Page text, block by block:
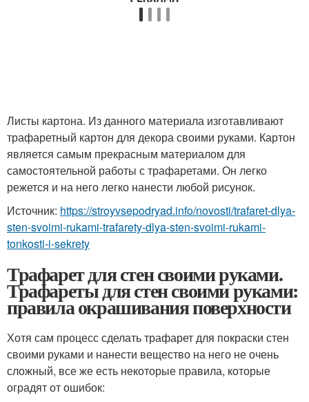
Листы картона. Из данного материала изготавливают
трафаретный картон для декора своими руками. Картон
является самым прекрасным материалом для
самостоятельной работы с трафаретами. Он легко
режется и на него легко нанести любой рисунок.
Источник: https://stroyvsepodryad.info/novosti/trafaret-dlya-
sten-svoimi-rukami-trafarety-dlya-sten-svoimi-rukami-
tonkosti-i-sekrety
Трафарет для стен своими руками.
Трафареты для стен своими руками:
правила окрашивания поверхности
Хотя сам процесс сделать трафарет для покраски стен
своими руками и нанести вещество на него не очень
сложный, все же есть некоторые правила, которые
оградят от ошибок: